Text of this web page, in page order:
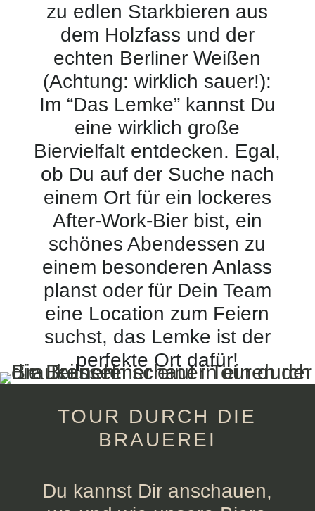
zu edlen Starkbieren aus
dem Holzfass und der
echten Berliner Weißen
(Achtung: wirklich sauer!):
Im “Das Lemke” kannst Du
eine wirklich große
Biervielfalt entdecken. Egal,
ob Du auf der Suche nach
einem Ort für ein lockeres
After-Work-Bier bist, ein
schönes Abendessen zu
einem besonderen Anlass
planst oder für Dein Team
eine Location zum Feiern
suchst, das Lemke ist der
perfekte Ort dafür!
TOUR DURCH DIE
BRAUEREI
Du kannst Dir anschauen,